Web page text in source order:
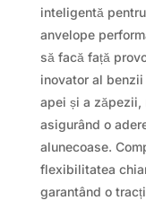
inteligentă
anvelope
să facă față
inovator al
apei și a zăpezii,
asigurând o
alunecoase.
flexibilitatea
garantând o